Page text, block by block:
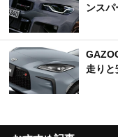
ンス
走り